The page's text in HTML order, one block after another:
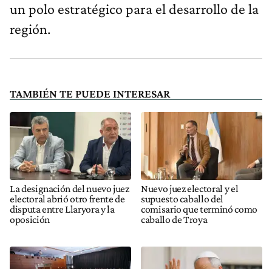
un polo estratégico para el desarrollo de la
región.
TAMBIÉN TE PUEDE INTERESAR
La designación del nuevo juez
electoral abrió otro frente de
disputa entre Llaryora y la
oposición
Nuevo juez electoral y el
supuesto caballo del
comisario que terminó como
caballo de Troya